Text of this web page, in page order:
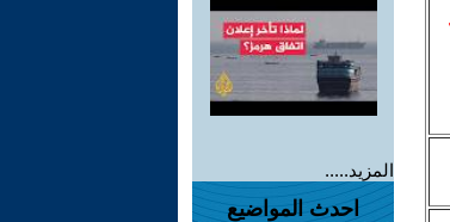
المزيد.....
احدث المواضيع